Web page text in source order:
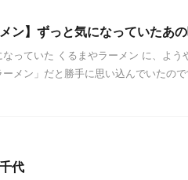
メン】ずっと気になっていたあ
っていた くるまやラーメン に、よう
メン」だと勝手に思い込んでいたの
代